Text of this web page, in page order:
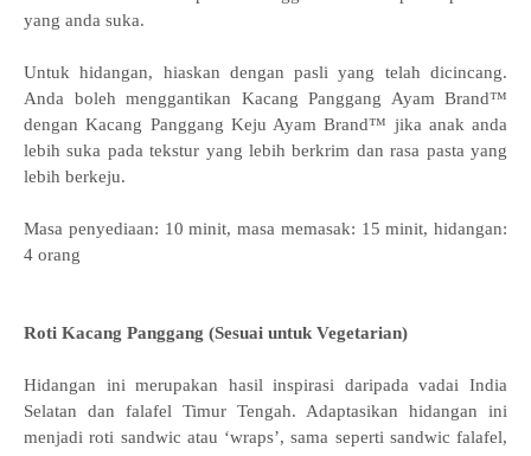
yang anda suka.
Untuk hidangan, hiaskan dengan pasli yang telah dicincang.
Anda boleh menggantikan Kacang Panggang Ayam Brand™
dengan Kacang Panggang Keju Ayam Brand™ jika anak anda
lebih suka pada tekstur yang lebih berkrim dan rasa pasta yang
lebih berkeju.
Masa penyediaan: 10 minit, masa memasak: 15 minit, hidangan:
4 orang
Roti Kacang Panggang (Sesuai untuk Vegetarian)
Hidangan ini merupakan hasil inspirasi daripada vadai India
Selatan dan falafel Timur Tengah. Adaptasikan hidangan ini
menjadi roti sandwic atau ‘wraps’, sama seperti sandwic falafel,